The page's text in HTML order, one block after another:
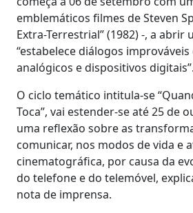
emblemáticos filmes de Steven
Extra-Terrestrial” (1982) -, a abrir
“estabelece diálogos
analógicos e dispositivos digitais”.
O ciclo temático intitula-se
Toca”, vai estender-se até 25 de
uma reflexão sobre as
comunicar, nos modos de vida e
cinematográfica, por causa da
do telefone e do telemóvel,
nota de imprensa.